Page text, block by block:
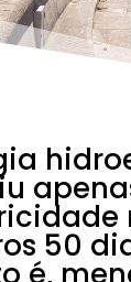
50